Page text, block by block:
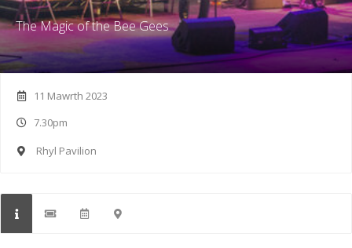
The Magic of the Bee Gees
11 Mawrth 2023
7.30pm
Rhyl Pavilion